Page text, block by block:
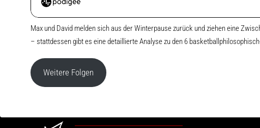
Max und David melden sich aus der Winterpause zurück und ziehen eine
– stattdessen gibt es eine detaillierte Analyse zu den 6
Weitere Folgen